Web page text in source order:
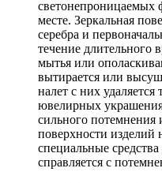
светонепроницаемых
месте. Зеркальная
серебра и
течение длительного
мытья или
вытирается или
налет с них
ювелирных
сильного потемнения
поверхности изделий
специальные
справляется с